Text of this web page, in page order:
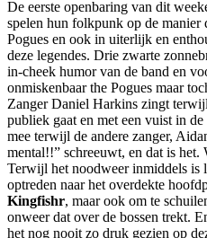
De eerste openbaring van dit
spelen hun folkpunk op de manier
Pogues en ook in uiterlijk en
deze legendes. Drie zwarte
in-cheek humor van de band en
onmiskenbaar the Pogues maar
Zanger Daniel Harkins zingt
publiek gaat en met een vuist in
mee terwijl de andere zanger,
mental!!” schreeuwt, en dat is het.
Terwijl het noodweer inmiddels is
optreden naar het overdekte
Kingfishr, maar ook om te
onweer dat over de bossen trekt.
het nog nooit zo druk gezien op